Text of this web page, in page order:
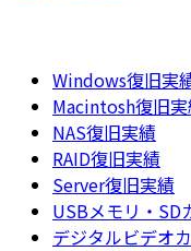
Windows復旧実
Macintosh復旧
NAS復旧実績
RAID復旧実績
Server復旧実績
USBメモリ・SD
デジタルビデオ